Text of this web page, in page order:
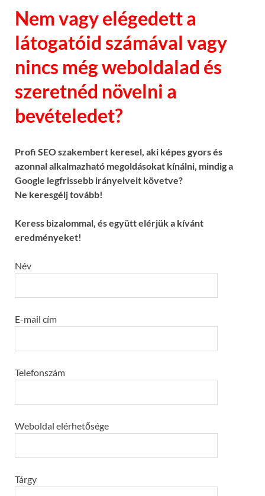
Nem vagy elégedett a
látogatóid számával vagy
nincs még weboldalad és
szeretnéd növelni a
bevételedet?
Profi SEO szakembert keresel, aki képes gyors és
azonnal alkalmazható megoldásokat kínálni, mindig a
Google legfrissebb irányelveit követve?
Ne keresgélj tovább!
Keress bizalommal, és együtt elérjük a kívánt
eredményeket!
Név
E-mail cím
Telefonszám
Weboldal elérhetősége
Tárgy